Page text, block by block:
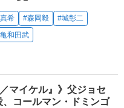
希 #森岡毅
#城彰二
和田武
マイケル』》父ジョセ
コールマン・ドミンゴ